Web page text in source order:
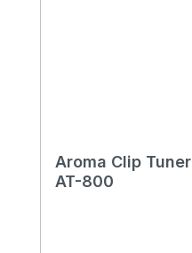
Aroma Clip Tuner wiederaufladbar
AT-800